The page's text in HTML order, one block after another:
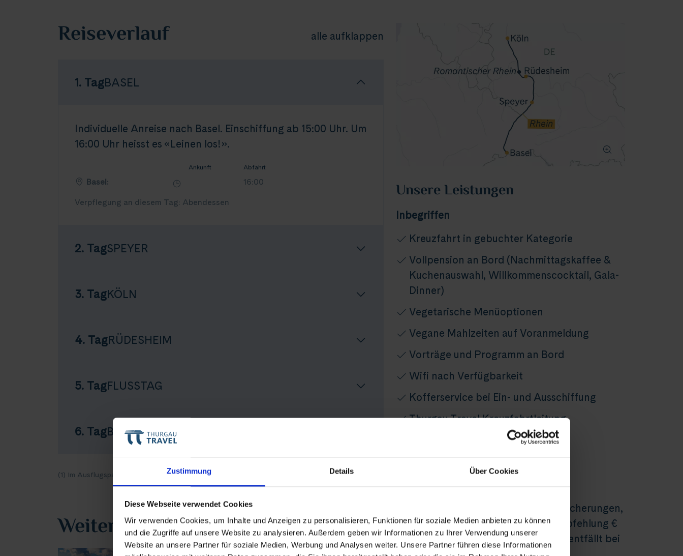
Zustimmung Details Über Cookies
Diese Webseite verwendet Cookies
Wir verwenden Cookies, um Inhalte und Anzeigen zu personalisieren, Funktionen für soziale Medien anbieten zu können
und die Zugriffe auf unsere Website zu analysieren. Außerdem geben wir Informationen zu Ihrer Verwendung unserer
Website an unsere Partner für soziale Medien, Werbung und Analysen weiter. Unsere Partner führen diese Informationen
Teile diese Reise
Adventsfahrt auf dem Rhein
Reiseverlauf alle aufklappen
1. TagBASEL
Individuelle Anreise nach Basel. Einschiffung ab 15:00 Uhr. Um
16:00 Uhr heisst es «Leinen los!».
Ankunft Abfahrt
Basel: 16:00
Verpflegung an diesem Tag: Abendessen
2. TagSPEYER
3. TagKÖLN
4. TagRÜDESHEIM
5. TagFLUSSTAG
6. TagBASEL
(1) Im Ausflugspaket enthalten, vorab buchbar|
Weitere Reisevarianten entdecken
Unsere Leistungen
Inbegriffen
Kreuzfahrt in gebuchter Kategorie
Vollpension an Bord (Nachmittagskaffee &
Kuchenauswahl, Willkommenscocktail, Gala-
Dinner)
Vegetarische Menüoptionen
Vegane Mahlzeiten auf Voranmeldung
Vorträge und Programm an Bord
Wifi nach Verfügbarkeit
Kofferservice bei Ein- und Ausschiffung
Thurgau Travel Kreuzfahrtleitung
Persönliche Reiseunterlagen
Audio-Set bei allen Ausflügen
Nicht inbegriffen
An-/Rückreise zum/vom Schiff, Versicherungen,
Ausflüge, Getränke, Trinkgelder (Empfehlung €
5 - 10 p.P./Tag), Auftragspauschale (entfällt bei